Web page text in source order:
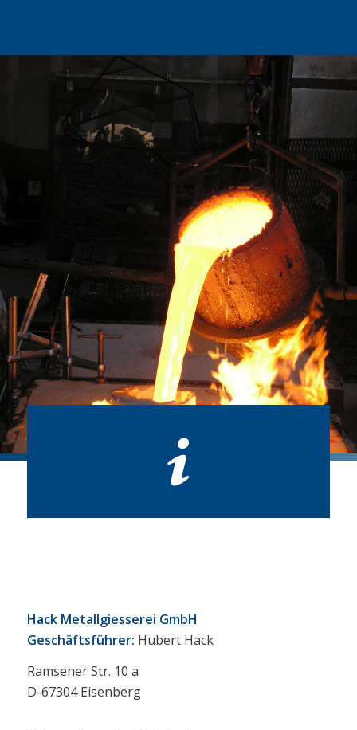
Hack Metallgiesserei GmbH
Geschäftsführer: Hubert Hack
Ramsener Str. 10 a
D-67304 Eisenberg